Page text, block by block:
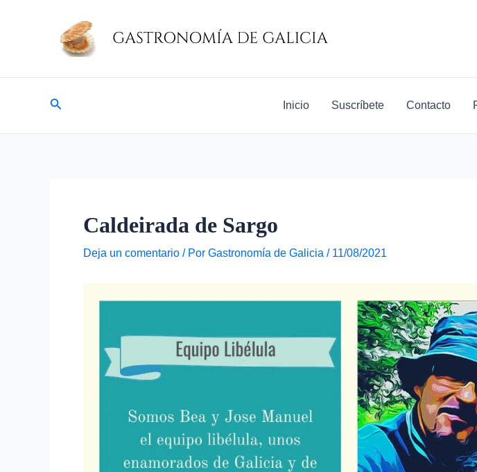
Buscar Inicio Suscríbete Contacto
Caldeirada de Sargo
Deja un comentario / Por Gastronomía de Galicia / 11/08/2021
de
entradas